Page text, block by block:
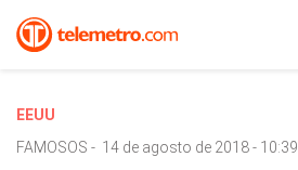
EEUU
FAMOSOS - 14 de agosto de 2018 - 10:39